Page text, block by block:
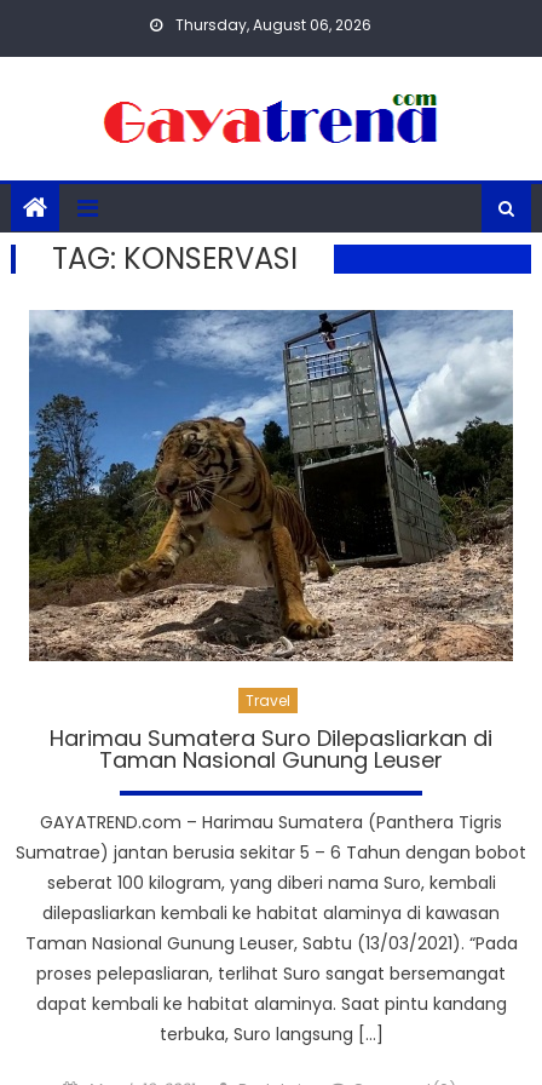
Thursday, August 06, 2026
TAG: KONSERVASI
Travel
Harimau Sumatera Suro Dilepasliarkan di
Taman Nasional Gunung Leuser
GAYATREND.com – Harimau Sumatera (Panthera Tigris
Sumatrae) jantan berusia sekitar 5 – 6 Tahun dengan bobot
seberat 100 kilogram, yang diberi nama Suro, kembali
dilepasliarkan kembali ke habitat alaminya di kawasan
Taman Nasional Gunung Leuser, Sabtu (13/03/2021). “Pada
proses pelepasliaran, terlihat Suro sangat bersemangat
dapat kembali ke habitat alaminya. Saat pintu kandang
terbuka, Suro langsung […]